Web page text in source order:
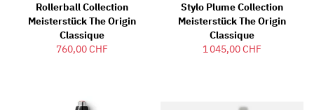
Rollerball Collection
Meisterstück The Origin
Classique
760,00 CHF
Stylo Plume Collection
Meisterstück The Origin
Classique
1 045,00 CHF